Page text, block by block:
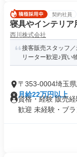
契約社員
寝具やインテリア
西川株式会社
接客販売スタッフ
リーター歓迎♪買い
〒353-0004埼玉
月給22万円以上
資格・経験 販売
歓迎 未経験・ブラ